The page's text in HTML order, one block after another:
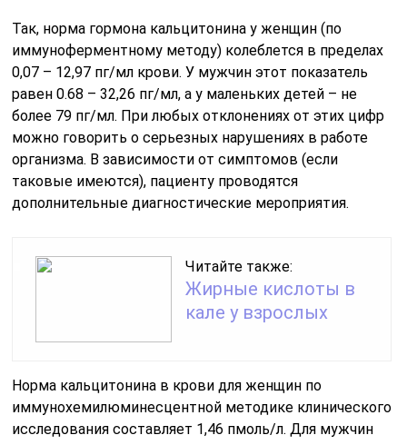
Так, норма гормона кальцитонина у женщин (по
иммуноферментному методу) колеблется в пределах
0,07 – 12,97 пг/мл крови. У мужчин этот показатель
равен 0.68 – 32,26 пг/мл, а у маленьких детей – не
более 79 пг/мл. При любых отклонениях от этих цифр
можно говорить о серьезных нарушениях в работе
организма. В зависимости от симптомов (если
таковые имеются), пациенту проводятся
дополнительные диагностические мероприятия.
Читайте также:
Жирные кислоты в
кале у взрослых
Норма кальцитонина в крови для женщин по
иммунохемилюминесцентной методике клинического
исследования составляет 1,46 пмоль/л. Для мужчин